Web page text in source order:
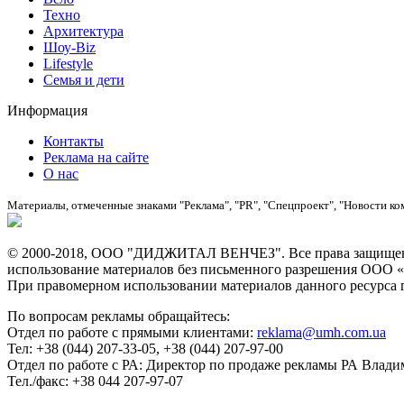
Техно
Архитектура
Шоу-Biz
Lifestyle
Семья и дети
Информация
Контакты
Реклама на сайте
О нас
Материалы, отмеченные знаками "Реклама", "PR", "Спецпроект", "Новости
© 2000-2018, ООО "ДИДЖИТАЛ ВЕНЧЕЗ". Все права
использование материалов без письменного разрешения
При правомерном использовании материалов данного ресурса
По вопросам рекламы обращайтесь:
Отдел по работе с прямыми клиентами: reklama@umh.com.ua
Тел: +38 (044) 207-33-05, +38 (044) 207-97-00
Отдел по работе с РА: Директор по продаже рекламы РА
Тел./факс: +38 044 207-97-07